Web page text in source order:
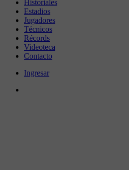
Historiales
Estadios
Jugadores
Técnicos
Récords
Videoteca
Contacto
Ingresar